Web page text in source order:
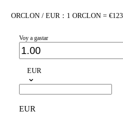
ORCLON / EUR：1 ORCLON =
Voy a gastar
EUR
EUR